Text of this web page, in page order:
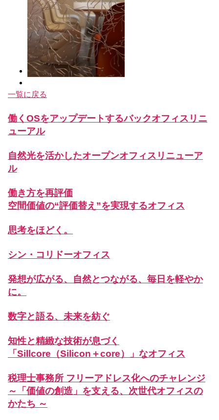
一覧に戻る
働くOSをアップデートするバックオフィスリニ
ューアル
自然光を活かしたオープンオフィスリニューア
ル
働き方を再評価
空間価値の“評価替え”を実現するオフィス
思考をほどく。
シン・コリドーオフィス
発想が広がる、自然とつながる、毎日を軽やか
に。
数字と語る、未来を紡ぐ
知性と精緻な技術が息づく
「Sillcore（Silicon＋core）」なオフィス
税理士事務所 フリーアドレス化へのチャレンジ
～「価値の創造」を支える、次世代オフィスの
かたち ～